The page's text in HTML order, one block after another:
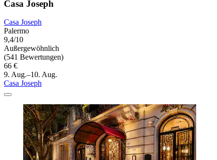
Casa Joseph
Casa Joseph
Palermo
9,4/10
Außergewöhnlich
(541 Bewertungen)
66 €
9. Aug.–10. Aug.
Casa Joseph